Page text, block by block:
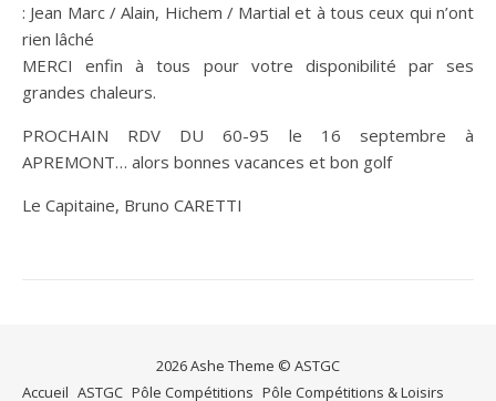
: Jean Marc / Alain, Hichem / Martial et à tous ceux qui n’ont
rien lâché
MERCI enfin à tous pour votre disponibilité par ses
grandes chaleurs.
PROCHAIN RDV DU 60-95 le 16 septembre à
APREMONT… alors bonnes vacances et bon golf
Le Capitaine, Bruno CARETTI
2026 Ashe Theme © ASTGC
Accueil ASTGC Pôle Compétitions Pôle Compétitions & Loisirs